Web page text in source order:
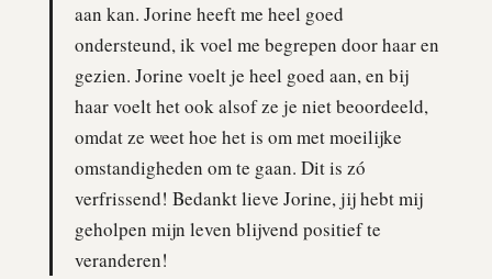
aan kan. Jorine heeft me heel goed
ondersteund, ik voel me begrepen door haar en
gezien. Jorine voelt je heel goed aan, en bij
haar voelt het ook alsof ze je niet beoordeeld,
omdat ze weet hoe het is om met moeilijke
omstandigheden om te gaan. Dit is zó
verfrissend! Bedankt lieve Jorine, jij hebt mij
geholpen mijn leven blijvend positief te
veranderen!